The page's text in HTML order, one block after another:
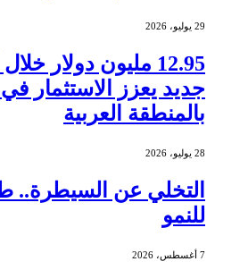
29 يوليو، 2026
12.95 مليون دولار
جديد يعزز الاستثمار
بالمنطقة العربية
28 يوليو، 2026
التخلي عن السيطرة..
للنمو
7 أغسطس، 2026